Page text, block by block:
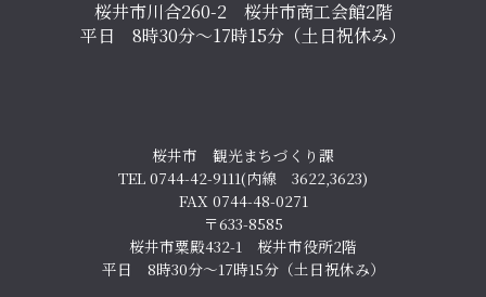
桜井市川合260-2 桜井市商工会館2階
平日 8時30分～17時15分（土日祝休み）
桜井市 観光まちづくり課
TEL 0744-42-9111(内線 3622,3623)
FAX 0744-48-0271
〒633-8585
桜井市粟殿432-1 桜井市役所2階
平日 8時30分～17時15分（土日祝休み）